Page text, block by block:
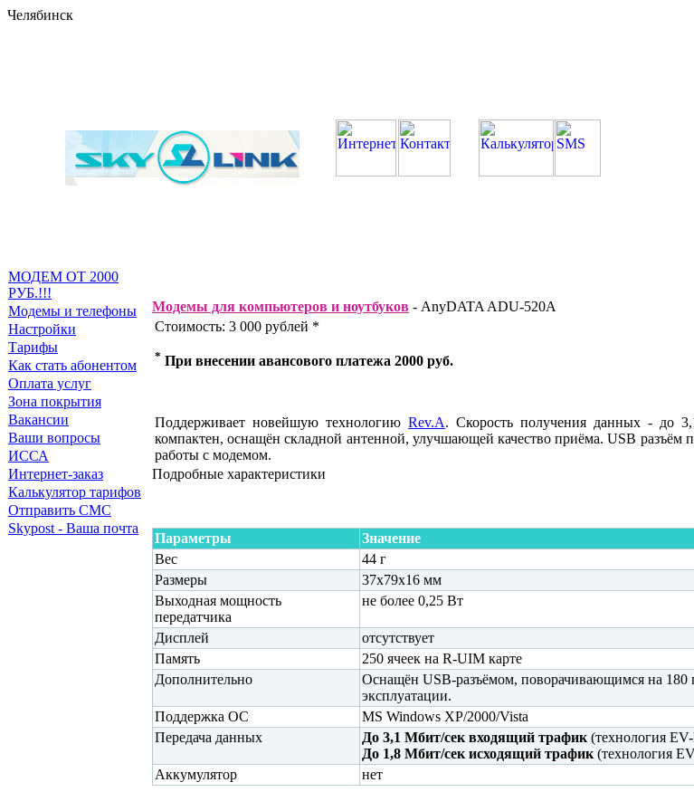
Челябинск
МОДЕМ ОТ 2000
РУБ.!!!
Модемы и телефоны
Настройки
Тарифы
Как стать абонентом
Оплата услуг
Зона покрытия
Вакансии
Ваши вопросы
ИССА
Интернет-заказ
Калькулятор тарифов
Отправить СМС
Skypost - Ваша почта
Модемы для компьютеров и ноутбуков - AnyDATA ADU-520A
Стоимость: 3 000 рублей *
* При внесении авансового платежа 2000 руб.
Поддерживает новейшую технологиюRev.A. Скорость получения данных - до
компактен, оснащён складной антенной, улучшающей качество приёма. USB разъём
работы с модемом.
Подробные характеристики
Параметры
Значение
Вес
44 г
Размеры
37х79х16 мм
Выходная мощность
передатчика
не более 0,25 Вт
Дисплей
отсутствует
Память
250 ячеек на R-UIM карте
Дополнительно
Оснащён USB-разъёмом, поворачивающимся на 180
эксплуатации.
Поддержка ОС
MS Windows XP/2000/Vista
Передача данных
До 3,1 Мбит/сек входящий трафик (технология
До 1,8 Мбит/сек исходящий трафик (технология
Аккумулятор
нет